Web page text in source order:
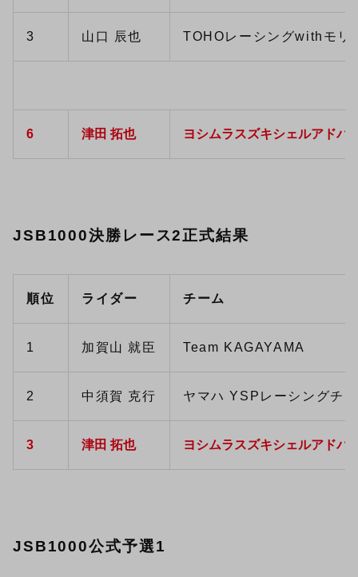
3 山口 辰也 TOHOレーシングwithモリ
6 津田 拓也 ヨシムラスズキシェルアドバ
JSB1000決勝レース2正式結果
順位 ライダー チーム
1 加賀山 就臣 Team KAGAYAMA
2 中須賀 克行 ヤマハ YSPレーシングチ
3 津田 拓也 ヨシムラスズキシェルアドバ
JSB1000公式予選1